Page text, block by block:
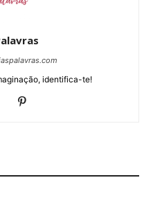
identifica-te!